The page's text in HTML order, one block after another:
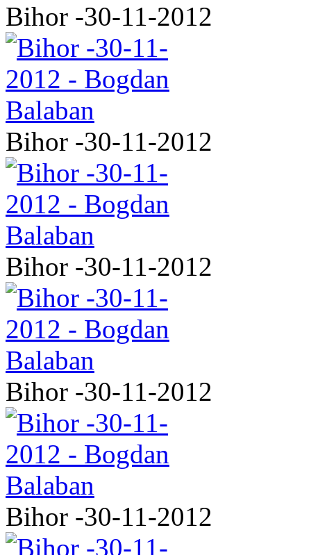
Bihor -30-11-2012
Bihor -30-11-2012
Bihor -30-11-2012
Bihor -30-11-2012
Bihor -30-11-2012